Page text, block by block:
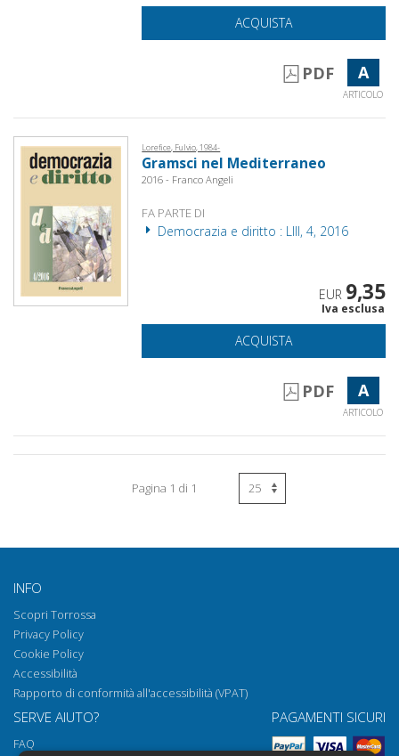
ACQUISTA
PDF A
ARTICOLO
Lorefice, Fulvio, 1984-
Gramsci nel Mediterraneo
2016 - Franco Angeli
FA PARTE DI
Democrazia e diritto : LIII, 4, 2016
EUR 9,35
Iva esclusa
ACQUISTA
PDF A
ARTICOLO
Pagina 1 di 1
INFO
Scopri Torrossa
Privacy Policy
Cookie Policy
Accessibilità
Rapporto di conformità all'accessibilità (VPAT)
SERVE AIUTO?
FAQ
PAGAMENTI SICURI